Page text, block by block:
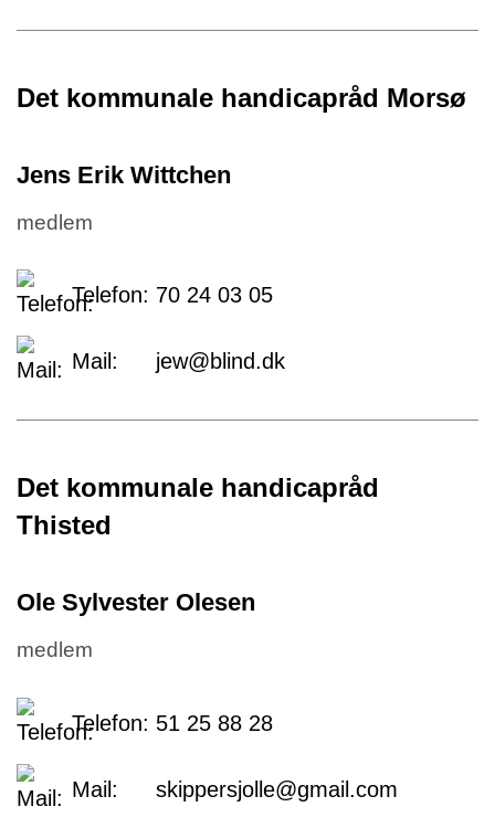
Det kommunale handicapråd Morsø
Jens Erik Wittchen
medlem
Telefon: 70 24 03 05
Mail: jew@blind.dk
Det kommunale handicapråd
Thisted
Ole Sylvester Olesen
medlem
Telefon: 51 25 88 28
Mail: skippersjolle@gmail.com